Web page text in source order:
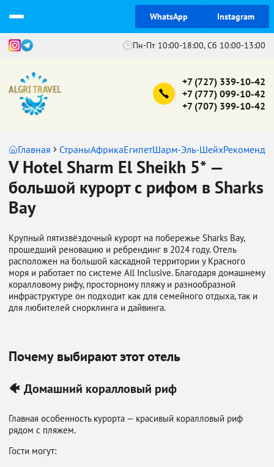
WhatsApp Instagram
Пн-Пт 10:00-18:00, Сб 10:00-13:00
+7 (727) 339-10-42
+7 (777) 099-10-42
+7 (707) 399-10-42
Главная СтраныАфрикаЕгипетШарм-Эль-Шейх
V Hotel Sharm El Sheikh 5* —
большой курорт с рифом в Sharks
Bay
Крупный пятизвёздочный курорт на побережье Sharks Bay,
прошедший реновацию и ребрендинг в 2024 году. Отель
расположен на большой каскадной территории у Красного
моря и работает по системе All Inclusive. Благодаря домашнему
коралловому рифу, просторному пляжу и разнообразной
инфраструктуре он подходит как для семейного отдыха, так и
для любителей снорклинга и дайвинга.
Почему выбирают этот отель
🐠 Домашний коралловый риф
Главная особенность курорта — красивый коралловый риф
рядом с пляжем.
Гости могут: